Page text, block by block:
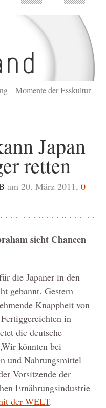
Momente der Esskultur
Japan
retten
am 20. März 2011, 0
sieht Chancen
die Japaner in den
gebannt. Gestern
Knappheit von
in
die deutsche
könnten bei
und Nahrungsmittel
Vorsitzende der
Ernährungsindustrie
der WELT.